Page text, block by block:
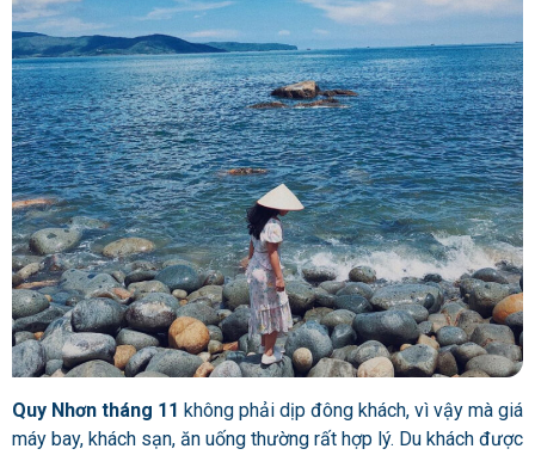
Quy Nhơn tháng 11 không phải dịp đông khách, vì vậy mà giá
máy bay, khách sạn, ăn uống thường rất hợp lý. Du khách được